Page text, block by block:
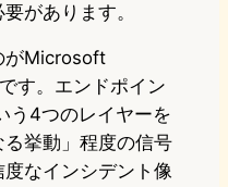
があります。
がMicrosoft
す。エンドポイン
う4つのレイヤーを
挙動」程度の信号
なインシデント像